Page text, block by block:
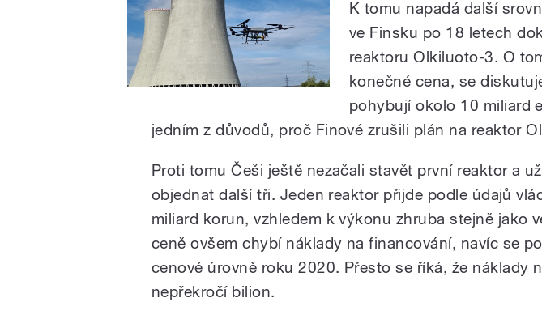
K tomu napadá další
ve Finsku po 18 letech
reaktoru Olkiluoto-3. O
konečné cena, se
pohybují okolo 10 miliard
jedním z důvodů, proč Finové zrušili plán na reaktor
Proti tomu Češi ještě nezačali stavět první reaktor a
objednat další tři. Jeden reaktor přijde podle údajů
miliard korun, vzhledem k výkonu zhruba stejně jako
ceně ovšem chybí náklady na financování, navíc se
cenové úrovně roku 2020. Přesto se říká, že náklady
nepřekročí bilion.